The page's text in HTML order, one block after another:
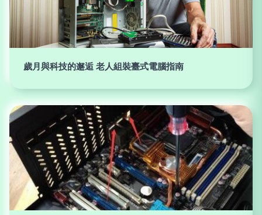
歲月與科技的邂逅 老人組裝臺式電腦指南